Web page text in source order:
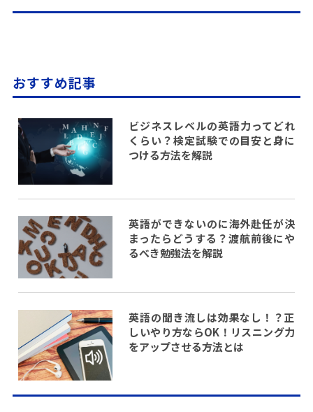
おすすめ記事
ビジネスレベルの英語力ってどれ
くらい？検定試験での目安と身に
つける方法を解説
英語ができないのに海外赴任が決
まったらどうする？渡航前後にや
るべき勉強法を解説
英語の聞き流しは効果なし！？正
しいやり方ならOK！リスニング力
をアップさせる方法とは